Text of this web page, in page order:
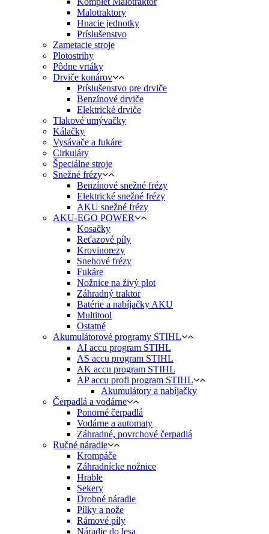
Malotraktory
Hnacie jednotky
Príslušenstvo
Zametacie stroje
Plotostrihy
Pôdne vrtáky
Drviče konárov
Príslušenstvo pre drviče
Benzínové drviče
Elektrické drviče
Tlakové umývačky
Kálačky
Vysávače a fukáre
Cirkuláry
Špeciálne stroje
Snežné frézy
Benzínové snežné frézy
Elektrické snežné frézy
AKU snežné frézy
AKU-EGO POWER
Kosačky
Reťazové píly
Krovinorezy
Snehové frézy
Fukáre
Nožnice na živý plot
Záhradný traktor
Batérie a nabíjačky AKU
Multitool
Ostatné
Akumulátorové programy STIHL
AI accu program STIHL
AS accu program STIHL
AK accu program STIHL
AP accu profi program STIHL
Akumulátory a nabíjačky
Čerpadlá a vodárne
Ponorné čerpadlá
Vodárne a automaty
Záhradné, povrchové čerpadlá
Ručné náradie
Krompáče
Záhradnícke nožnice
Hrable
Sekery
Drobné náradie
Pílky a nože
Rámové píly
Náradie do lesa